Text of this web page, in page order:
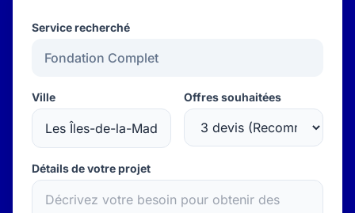
Service recherché
Ville Offres souhaitées
Détails de votre projet